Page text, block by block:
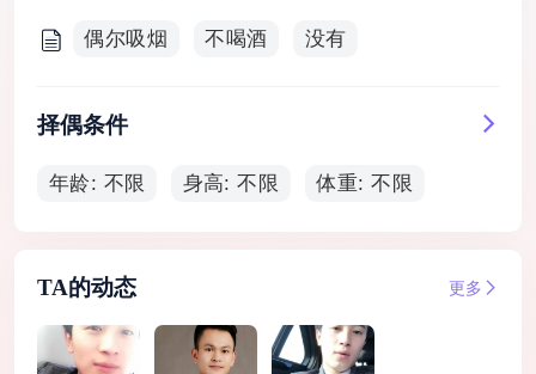
偶尔吸烟 不喝酒 没有
择偶条件
年龄: 不限 身高: 不限 体重: 不限
TA的动态 更多